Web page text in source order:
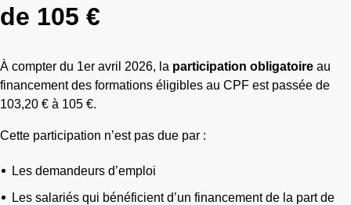
de 105 €
À compter du 1er avril 2026, la participation obligatoire au
financement des formations éligibles au CPF est passée de
103,20 € à 105 €.
Cette participation n’est pas due par :
Les demandeurs d’emploi
Les salariés qui bénéficient d’un financement de la part de